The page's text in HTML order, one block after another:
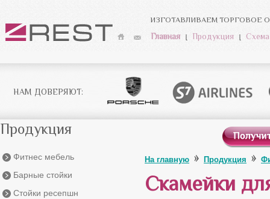
ИЗГОТАВЛИВАЕМ ТОРГОВОЕ
Главная Продукция
НАМ ДОВЕРЯЮТ:
Продукция
Фитнес мебель
Барные стойки
Стойки ресепшн
На главную » Продукция »
Скамейки